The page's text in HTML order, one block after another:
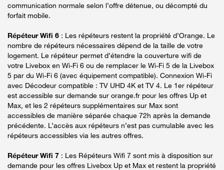
communication normale selon l’offre détenue, ou décompté du
forfait mobile.
Répéteur Wifi 6 : Les répéteurs restent la propriété d’Orange. Le
nombre de répéteurs nécessaires dépend de la taille de votre
logement. Le répéteur permet d’étendre la couverture wifi de
votre Livebox en Wi-Fi 6 ou de remplacer le Wi-Fi 5 de la Livebox
5 par du Wi-Fi 6 (avec équipement compatible). Connexion Wi-Fi
avec Décodeur compatible : TV UHD 4K et TV 4. Le 1er répéteur
est accessible sur demande sur orange.fr pour les offres Up et
Max, et les 2 répéteurs supplémentaires sur Max sont
accessibles de manière séparée chaque 72h après la demande
précédente. L’accès aux répéteurs n’est pas cumulable avec les
répéteurs accessibles via les autres offres.
Répéteur Wifi 7 : Les Répéteurs Wifi 7 sont mis à disposition sur
demande pour les offres Livebox Up et Max et restent la propriété